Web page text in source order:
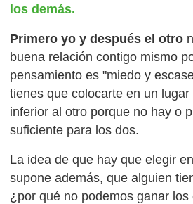
los demás.
Primero yo y después el otro
buena relación contigo mismo
pensamiento es "miedo y
tienes que colocarte en un
inferior al otro porque no hay o
suficiente para los dos.
La idea de que hay que elegir
supone además, que alguien
¿por qué no podemos ganar los